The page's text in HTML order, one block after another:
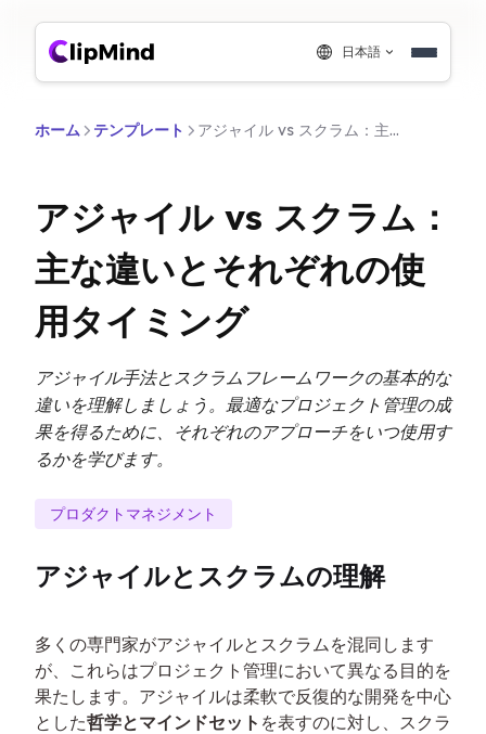
日本語
ホーム テンプレート アジャイル vs スクラム：主な違いとそれぞれの使用タイミング
アジャイル vs スクラム：
主な違いとそれぞれの使
用タイミング
アジャイル手法とスクラムフレームワークの基本的な
違いを理解しましょう。最適なプロジェクト管理の成
果を得るために、それぞれのアプローチをいつ使用す
るかを学びます。
プロダクトマネジメント
アジャイルとスクラムの理解
多くの専門家がアジャイルとスクラムを混同します
が、これらはプロジェクト管理において異なる目的を
果たします。アジャイルは柔軟で反復的な開発を中心
とした哲学とマインドセット を表すのに対し、スクラ